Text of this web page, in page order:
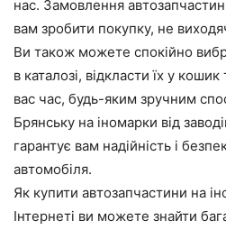
нас. Замовлення автозапчастин
вам зробити покупку, не
Ви також можете спокійно
в каталозі, відкласти їх у
вас час, будь-яким зручним
Брянську на іномарки від
гарантує вам надійність і
автомобіля.
Як купити автозапчастини на
Інтернеті ви можете знайти